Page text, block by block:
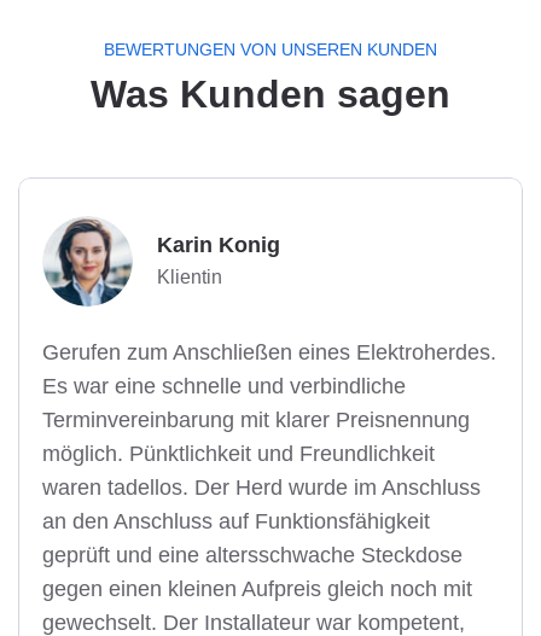
BEWERTUNGEN VON UNSEREN KUNDEN
Was Kunden sagen
Karin Konig
Klientin
Gerufen zum Anschließen eines Elektroherdes.
Es war eine schnelle und verbindliche
Terminvereinbarung mit klarer Preisnennung
möglich. Pünktlichkeit und Freundlichkeit
waren tadellos. Der Herd wurde im Anschluss
an den Anschluss auf Funktionsfähigkeit
geprüft und eine altersschwache Steckdose
gegen einen kleinen Aufpreis gleich noch mit
gewechselt. Der Installateur war kompetent,